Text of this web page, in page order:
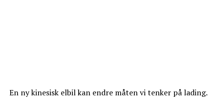
En ny kinesisk elbil kan endre måten vi tenker på lading.